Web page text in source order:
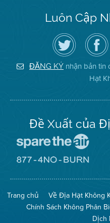
Luôn Cập
Hãy
theo
dõi
Địa
Hạt
Không
Truy
cập
Trang
của
Địa
Hạt
ĐĂNG KÝ nhận bản tin
Hạt
Đề Xuất của
Trang chủ Về Địa Hạt Không
Chính Sách Không Phân
Dịch